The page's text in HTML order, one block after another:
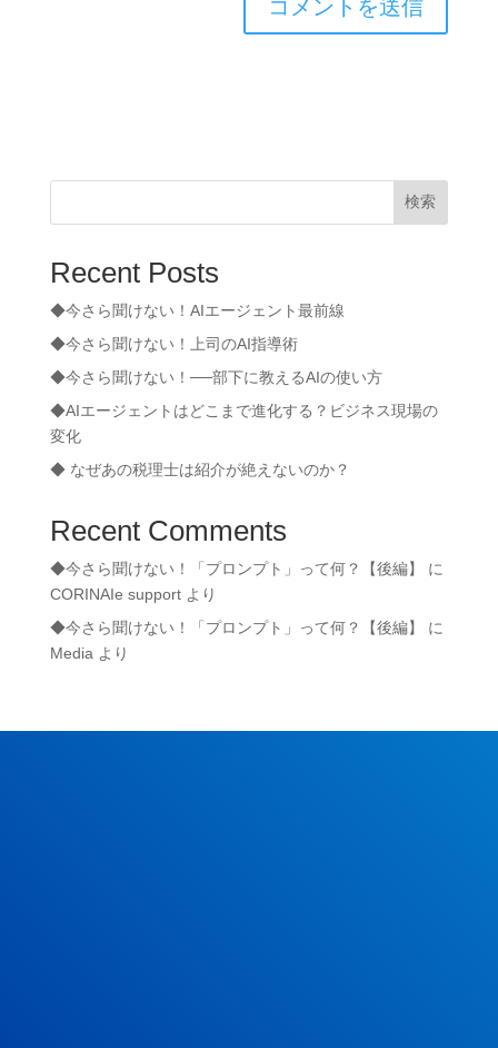
検索
Recent Posts
◆今さら聞けない！AIエージェント最前線
◆今さら聞けない！上司のAI指導術
◆今さら聞けない！──部下に教えるAIの使い方
◆AIエージェントはどこまで進化する？ビジネス現場の
変化
◆ なぜあの税理士は紹介が絶えないのか？
Recent Comments
◆今さら聞けない！「プロンプト」って何？【後編】
に
CORINAIe supportより
◆今さら聞けない！「プロンプト」って何？【後編】
に
Media より